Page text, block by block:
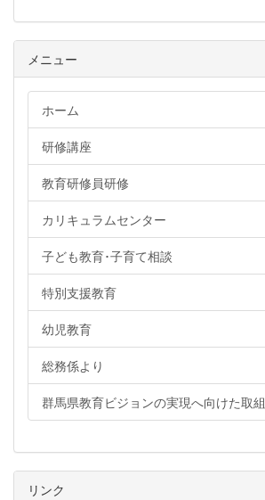
メニュー
ホーム
研修講座
教育研修員研修
カリキュラムセンター
子ども教育･子育て相談
特別支援教育
幼児教育
総務係より
群馬県教育ビジョンの実現へ向けた取組
リンク